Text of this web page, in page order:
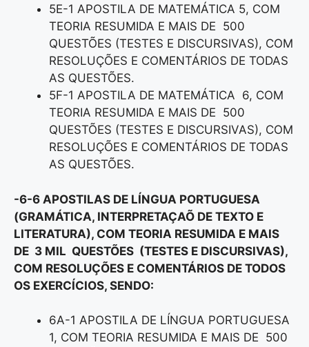
5E-1 APOSTILA DE MATEMÁTICA 5, COM
TEORIA RESUMIDA E MAIS DE 500
QUESTÕES (TESTES E DISCURSIVAS), COM
RESOLUÇÕES E COMENTÁRIOS DE TODAS
AS QUESTÕES.
5F-1 APOSTILA DE MATEMÁTICA 6, COM
TEORIA RESUMIDA E MAIS DE 500
QUESTÕES (TESTES E DISCURSIVAS), COM
RESOLUÇÕES E COMENTÁRIOS DE TODAS
AS QUESTÕES.
-6-6 APOSTILAS DE LÍNGUA PORTUGUESA
(GRAMÁTICA, INTERPRETAÇAÕ DE TEXTO E
LITERATURA), COM TEORIA RESUMIDA E MAIS
DE 3 MIL QUESTÕES (TESTES E DISCURSIVAS),
COM RESOLUÇÕES E COMENTÁRIOS DE TODOS
OS EXERCÍCIOS, SENDO:
6A-1 APOSTILA DE LÍNGUA PORTUGUESA
1, COM TEORIA RESUMIDA E MAIS DE 500